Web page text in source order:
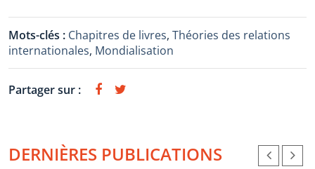
Mots-clés : Chapitres de livres, Théories des relations
internationales, Mondialisation
Partager sur :
DERNIÈRES PUBLICATIONS